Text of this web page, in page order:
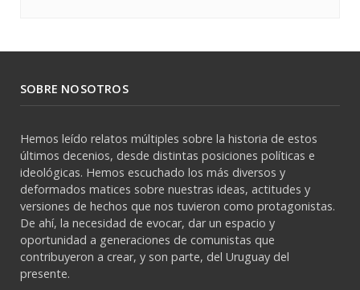
SOBRE NOSOTROS
Hemos leído relatos múltiples sobre la historia de estos
últimos decenios, desde distintas posiciones políticas e
ideológicas. Hemos escuchado los más diversos y
deformados matices sobre nuestras ideas, actitudes y
versiones de hechos que nos tuvieron como protagonistas.
De ahí, la necesidad de evocar, dar un espacio y
oportunidad a generaciones de comunistas que
contribuyeron a crear, y son parte, del Uruguay del
presente.